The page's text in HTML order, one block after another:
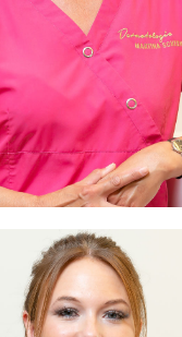
betreut Frau Scheen
Pilzlabor, das
die Berufsdermatologie.